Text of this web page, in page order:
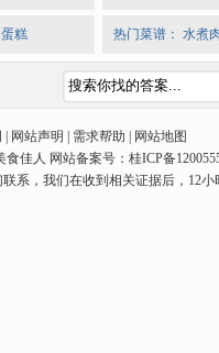
蛋糕 热门菜谱： 水煮
网站声明 | 需求帮助 | 网站地图
食佳人 网站备案号：桂ICP备
系，我们在收到相关证据后，12